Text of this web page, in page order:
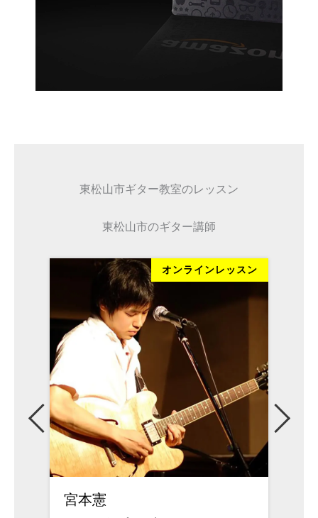
東松山市ギター教室のレッスン
東松山市のギター講師
オンラインレッスン
田島達也